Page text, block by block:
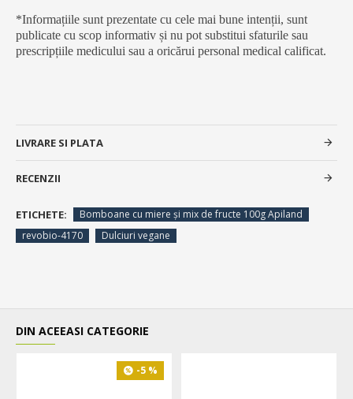
*Informațiile sunt prezentate cu cele mai bune intenții, sunt
publicate cu scop informativ și nu pot substitui sfaturile sau
prescripțiile medicului sau a oricărui personal medical calificat.
LIVRARE SI PLATA
RECENZII
ETICHETE:
Bomboane cu miere și mix de fructe 100g Apiland
revobio-4170
Dulciuri vegane
DIN ACEEASI CATEGORIE
-5 %